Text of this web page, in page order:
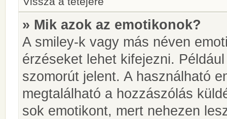
» Mik azok az emotikonok?
A smiley-k vagy más néven
érzéseket lehet kifejezni.
szomorút jelent. A használható
megtalálható a hozzászólás
sok emotikont, mert nehezen